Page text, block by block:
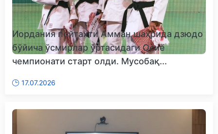
Иордания пойтахти Амман шаҳрида дзюдо
бўйича ўсмирлар ўртасидаги Осиё
чемпионати старт олди. Мусобақ...
17.07.2026